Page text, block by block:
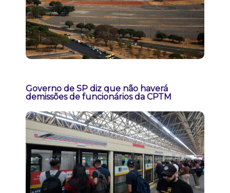
Governo de SP diz que não haverá
demissões de funcionários da CPTM